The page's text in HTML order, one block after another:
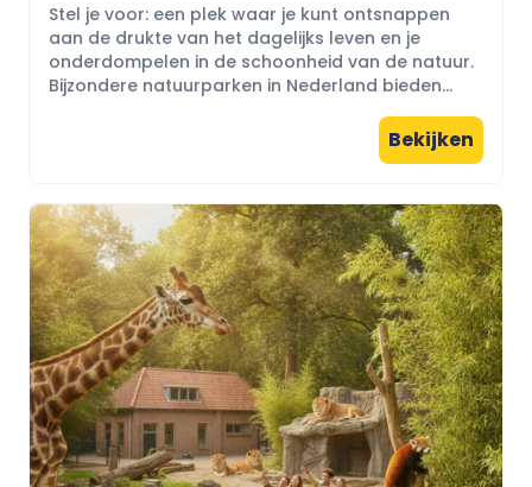
Stel je voor: een plek waar je kunt ontsnappen
aan de drukte van het dagelijks leven en je
onderdompelen in de schoonheid van de natuur.
Bijzondere natuurparken in Nederland bieden...
Bekijken